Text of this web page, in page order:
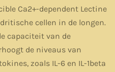
Ca2+-dependent Lectine
cellen in de longen.
capaciteit van de
de niveaus van
zoals IL-6 en IL-1beta